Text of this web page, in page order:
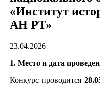
«Институт
АН РТ»
23.04.2026
1. Место и дата
Конкурс проводится